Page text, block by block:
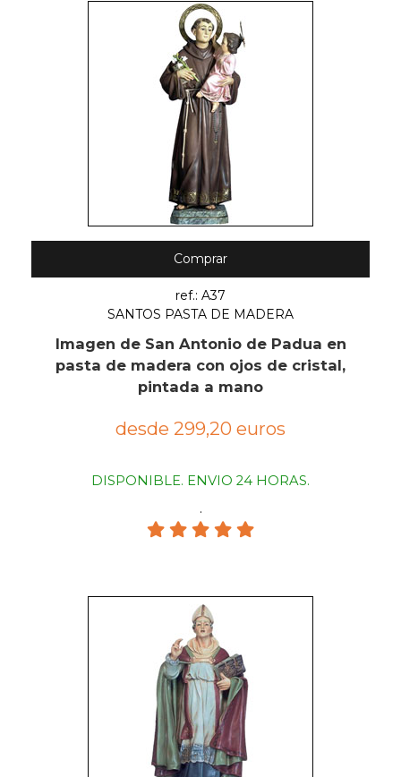
Comprar
ref.: A37
SANTOS PASTA DE MADERA
Imagen de San Antonio de Padua en
pasta de madera con ojos de cristal,
pintada a mano
desde 299,20 euros
DISPONIBLE. ENVIO 24 HORAS.
.